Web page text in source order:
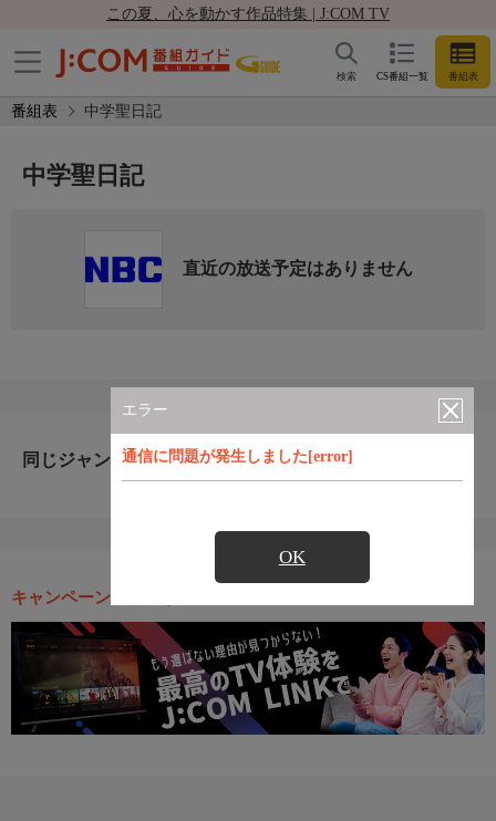
この夏、心を動かす作品特集 | J:COM TV
CS番組一覧 番組表
検索
番組表 中学聖日記
エラー
通信に問題が発生しました[error]
OK
中学聖日記
直近の放送予定はありません
同じジャンルのおすすめ番組
キャンペーン・お得な情報